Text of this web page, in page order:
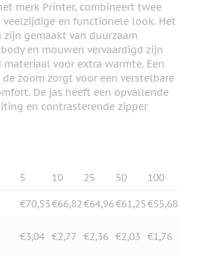
merk Printer, combineert twee
veelzijdige en functionele look. Het
gemaakt van duurzaam
en mouwen vervaardigd zijn
voor extra warmte. Een
zoom zorgt voor een verstelbare
De jas heeft een opvallende
en contrasterende zipper
5 10 25 50 100
€70,53€66,82€64,96€61,25€55,68
€3,04 €2,77 €2,36 €2,03 €1,76